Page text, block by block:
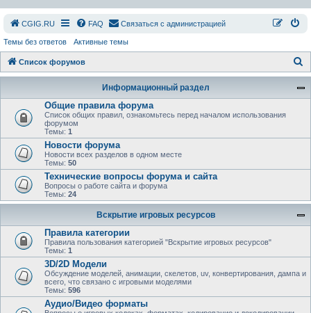
СGIG.RU FAQ Связаться с администрацией
Темы без ответов Активные темы
Список форумов
о
Информационный раздел
Общие правила форума
Список общих правил, ознакомьтесь перед началом использования
форумом
Темы: 1
Новости форума
Новости всех разделов в одном месте
Темы: 50
Технические вопросы форума и сайта
Вопросы о работе сайта и форума
Темы: 24
Вскрытие игровых ресурсов
Правила категории
Правила пользования категорией "Вскрытие игровых ресурсов"
Темы: 1
3D/2D Модели
Обсуждение моделей, анимации, скелетов, uv, конвертирования, дампа и
всего, что связано с игровыми моделями
Темы: 596
Аудио/Видео форматы